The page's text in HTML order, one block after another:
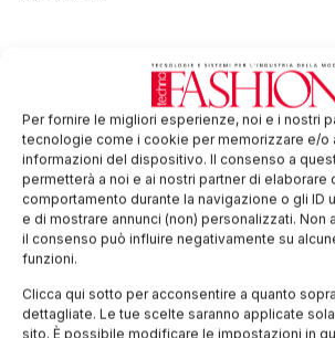
Per fornire le migliori esperienze, noi e i nostri
tecnologie come i cookie per memorizzare e/o
informazioni del dispositivo. Il consenso a
permetterà a noi e ai nostri partner di elaborare
comportamento durante la navigazione o gli ID
e di mostrare annunci (non) personalizzati. Non
il consenso può influire negativamente su
funzioni.
Clicca qui sotto per acconsentire a quanto
dettagliate. Le tue scelte saranno applicate
sito. È possibile modificare le impostazioni in
Contributi a fondo perduto per
tecnologie 4.0